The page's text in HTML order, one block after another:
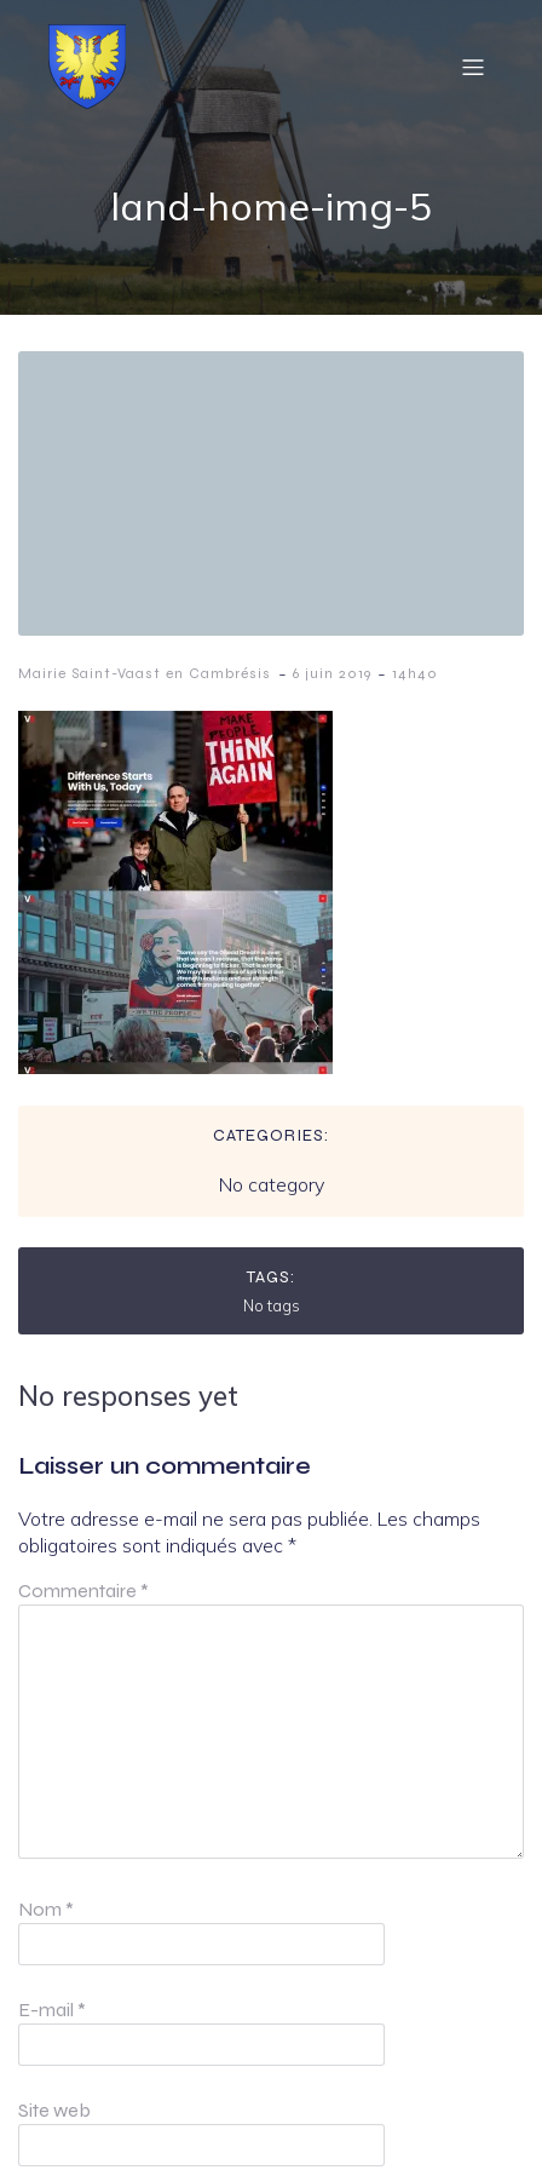
land-home-img-5
Mairie Saint-Vaast en Cambrésis - 6 juin 2019 - 14h40
CATEGORIES:
No category
TAGS:
No tags
No responses yet
Laisser un commentaire
Votre adresse e-mail ne sera pas publiée. Les champs
obligatoires sont indiqués avec *
Commentaire *
Nom *
E-mail *
Site web